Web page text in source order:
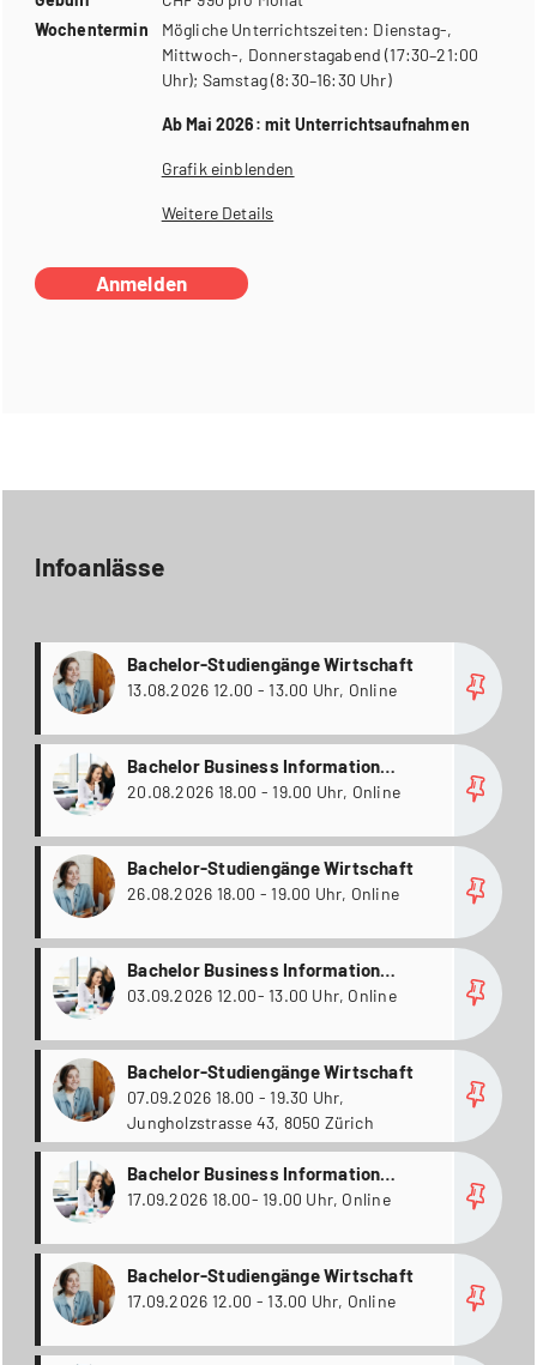
Wochentermin
Mögliche Unterrichtszeiten: Dienstag-,
Mittwoch-, Donnerstagabend (17:30–21:00
Uhr); Samstag (8:30–16:30 Uhr)
Ab Mai 2026: mit Unterrichtsaufnahmen
Grafik einblenden
Weitere Details
Anmelden
Infoanlässe
Bachelor-Studiengänge Wirtschaft
13.08.2026 12.00 - 13.00 Uhr, Online
Bachelor Business Information
Technology / Wirtschaftsinformatik
Informatik; Bachelor
Wirtschaftsingenieurwesen
20.08.2026 18.00 - 19.00 Uhr, Online
Bachelor-Studiengänge Wirtschaft
26.08.2026 18.00 - 19.00 Uhr, Online
Bachelor Business Information
Technology / Wirtschaftsinformatik
Informatik; Bachelor
Wirtschaftsingenieurwesen
03.09.2026 12.00- 13.00 Uhr, Online
Bachelor-Studiengänge Wirtschaft
07.09.2026 18.00 - 19.30 Uhr,
Jungholzstrasse 43, 8050 Zürich
Bachelor Business Information
Technology / Wirtschaftsinformatik
Informatik; Bachelor
Wirtschaftsingenieurwesen
17.09.2026 18.00- 19.00 Uhr, Online
Bachelor-Studiengänge Wirtschaft
17.09.2026 12.00 - 13.00 Uhr, Online